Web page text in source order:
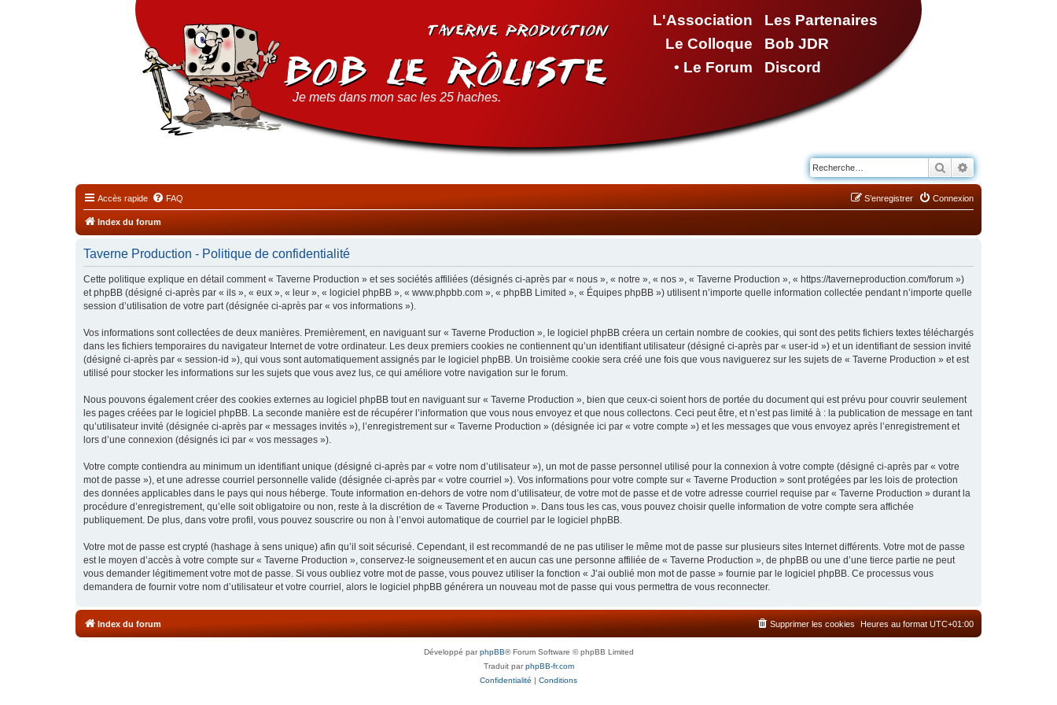
L'Association
Le Colloque
• Le Forum
Les Partenaires
Bob JDR
Discord
Je mets dans mon sac les 25 haches.
Rechercher
Accès rapide FAQ Connexion
S’enregistrer
Index du forum
Taverne Production - Politique de confidentialité
Cette politique explique en détail comment « Taverne Production » et ses sociétés affiliées (désignés ci-après par « nous », « notre », « nos », « Taverne Production », « https://taverneproduction.com/forum »)
et phpBB (désigné ci-après par « ils », « eux », « leur », « logiciel phpBB », « www.phpbb.com », « phpBB Limited », « Équipes phpBB ») utilisent n’importe quelle information collectée pendant n’importe quelle
session d’utilisation de votre part (désignée ci-après par « vos informations »).
Vos informations sont collectées de deux manières. Premièrement, en naviguant sur « Taverne Production », le logiciel phpBB créera un certain nombre de cookies, qui sont des petits fichiers textes téléchargés
dans les fichiers temporaires du navigateur Internet de votre ordinateur. Les deux premiers cookies ne contiennent qu’un identifiant utilisateur (désigné ci-après par « user-id ») et un identifiant de session invité
(désigné ci-après par « session-id »), qui vous sont automatiquement assignés par le logiciel phpBB. Un troisième cookie sera créé une fois que vous naviguerez sur les sujets de « Taverne Production » et est
utilisé pour stocker les informations sur les sujets que vous avez lus, ce qui améliore votre navigation sur le forum.
Nous pouvons également créer des cookies externes au logiciel phpBB tout en naviguant sur « Taverne Production », bien que ceux-ci soient hors de portée du document qui est prévu pour couvrir seulement
les pages créées par le logiciel phpBB. La seconde manière est de récupérer l’information que vous nous envoyez et que nous collectons. Ceci peut être, et n’est pas limité à : la publication de message en tant
qu’utilisateur invité (désignée ci-après par « messages invités »), l’enregistrement sur « Taverne Production » (désignée ici par « votre compte ») et les messages que vous envoyez après l’enregistrement et
lors d’une connexion (désignés ici par « vos messages »).
Votre compte contiendra au minimum un identifiant unique (désigné ci-après par « votre nom d’utilisateur »), un mot de passe personnel utilisé pour la connexion à votre compte (désigné ci-après par « votre
mot de passe »), et une adresse courriel personnelle valide (désignée ci-après par « votre courriel »). Vos informations pour votre compte sur « Taverne Production » sont protégées par les lois de protection
des données applicables dans le pays qui nous héberge. Toute information en-dehors de votre nom d’utilisateur, de votre mot de passe et de votre adresse courriel requise par « Taverne Production » durant la
procédure d’enregistrement, qu’elle soit obligatoire ou non, reste à la discrétion de « Taverne Production ». Dans tous les cas, vous pouvez choisir quelle information de votre compte sera affichée
publiquement. De plus, dans votre profil, vous pouvez souscrire ou non à l’envoi automatique de courriel par le logiciel phpBB.
Votre mot de passe est crypté (hashage à sens unique) afin qu’il soit sécurisé. Cependant, il est recommandé de ne pas utiliser le même mot de passe sur plusieurs sites Internet différents. Votre mot de passe
est le moyen d’accès à votre compte sur « Taverne Production », conservez-le soigneusement et en aucun cas une personne affiliée de « Taverne Production », de phpBB ou une d’une tierce partie ne peut
vous demander légitimement votre mot de passe. Si vous oubliez votre mot de passe, vous pouvez utiliser la fonction « J’ai oublié mon mot de passe » fournie par le logiciel phpBB. Ce processus vous
demandera de fournir votre nom d’utilisateur et votre courriel, alors le logiciel phpBB générera un nouveau mot de passe qui vous permettra de vous reconnecter.
Index du forum Heures au format UTC+01:00
Supprimer les cookies
Développé parphpBB® Forum Software © phpBB Limited
Traduit parphpBB-fr.com
Confidentialité | Conditions